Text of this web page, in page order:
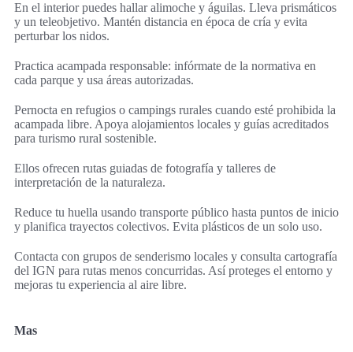
En el interior puedes hallar alimoche y águilas. Lleva prismáticos
y un teleobjetivo. Mantén distancia en época de cría y evita
perturbar los nidos.
Practica acampada responsable: infórmate de la normativa en
cada parque y usa áreas autorizadas.
Pernocta en refugios o campings rurales cuando esté prohibida la
acampada libre. Apoya alojamientos locales y guías acreditados
para turismo rural sostenible.
Ellos ofrecen rutas guiadas de fotografía y talleres de
interpretación de la naturaleza.
Reduce tu huella usando transporte público hasta puntos de inicio
y planifica trayectos colectivos. Evita plásticos de un solo uso.
Contacta con grupos de senderismo locales y consulta cartografía
del IGN para rutas menos concurridas. Así proteges el entorno y
mejoras tu experiencia al aire libre.
Mas